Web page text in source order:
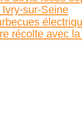
sur-Seine
récolte avec